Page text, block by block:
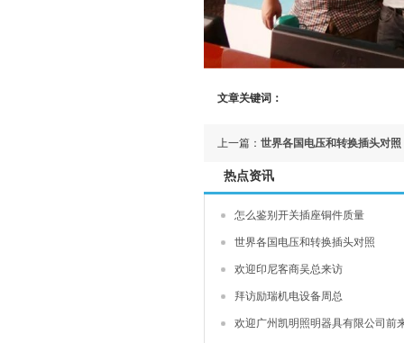
文章关键词：
上一篇： 世界各国电压和转换插头对照
热点资讯
怎么鉴别开关插座铜件质量
世界各国电压和转换插头对照
欢迎印尼客商吴总来访
拜访励瑞机电设备周总
欢迎广州凯明照明器具有限公司前